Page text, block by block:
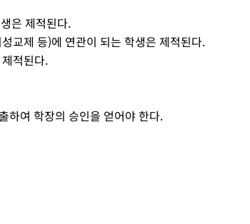
은 제적된다.
교제 등)에 연관이 되는 학생은 제적된다.
적된다.
하여 학장의 승인을 얻어야 한다.